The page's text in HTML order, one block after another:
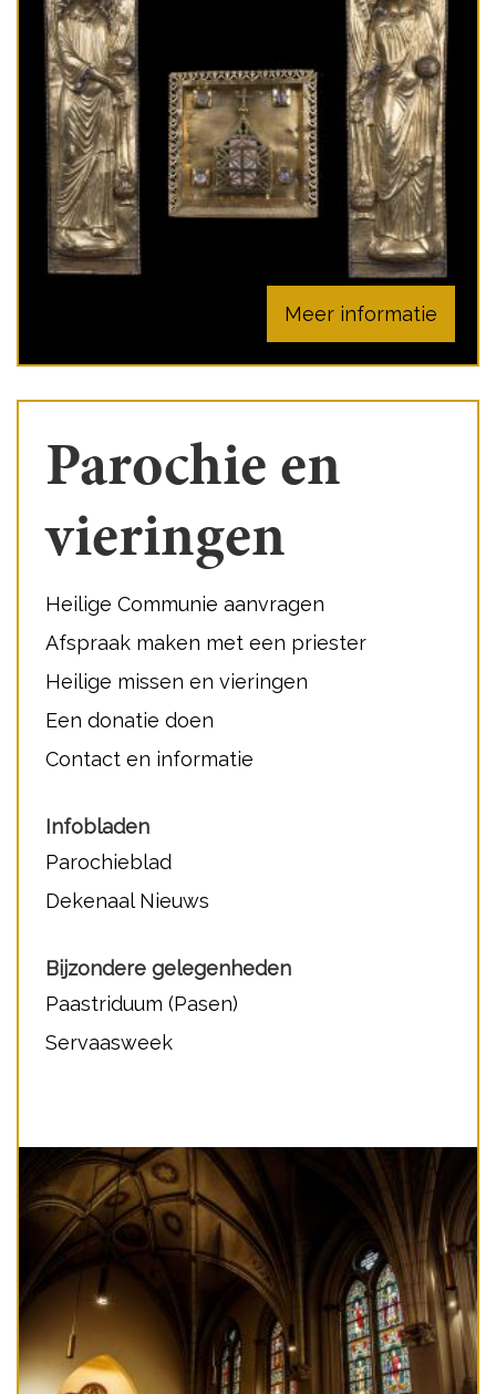
Meer informatie
Parochie en
vieringen
Heilige Communie aanvragen
Afspraak maken met een priester
Heilige missen en vieringen
Een donatie doen
Contact en informatie
Infobladen
Parochieblad
Dekenaal Nieuws
Bijzondere gelegenheden
Paastriduum (Pasen)
Servaasweek